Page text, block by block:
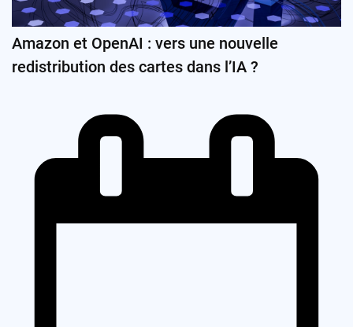
Amazon et OpenAI : vers une nouvelle
redistribution des cartes dans l’IA ?